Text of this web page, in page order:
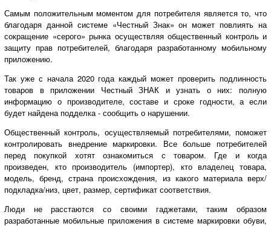
Самым положительным моментом для потребителя является то, что
благодаря данной системе «Честный Знак» он может повлиять на
сокращение «серого» рынка осуществляя общественный контроль и
защиту прав потребителей, благодаря разработанному мобильному
приложению.
Так уже с начала 2020 года каждый может проверить подлинность
товаров в приложении Честный ЗНАК и узнать о них: полную
информацию о производителе, составе и сроке годности, а если
будет найдена подделка - сообщить о нарушении.
Общественный контроль, осуществляемый потребителями, поможет
контролировать внедрение маркировки. Все больше потребителей
перед покупкой хотят ознакомиться с товаром. Где и когда
произведен, кто производитель (импортер), кто владелец товара,
модель, бренд, страна происхождения, из какого материала верх/
подкладка/низ, цвет, размер, сертификат соответствия.
Люди не расстаются со своими гаджетами, таким образом
разработанные мобильные приложения в системе маркировки обуви,